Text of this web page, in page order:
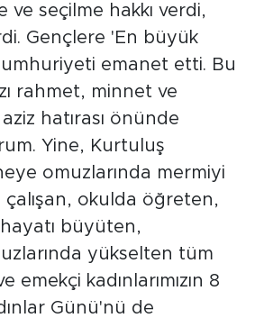
ve seçilme hakkı verdi,
Gençlere 'En büyük
emanet etti. Bu
rahmet, minnet ve
hatırası önünde
Yine, Kurtuluş
omuzlarında mermiyi
çalışan, okulda öğreten,
büyüten,
yükselten tüm
emekçi kadınlarımızın 8
Günü'nü de